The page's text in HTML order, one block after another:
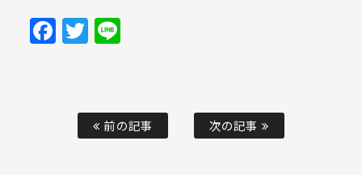
Facebook
Twitter
前の記事 次の記事